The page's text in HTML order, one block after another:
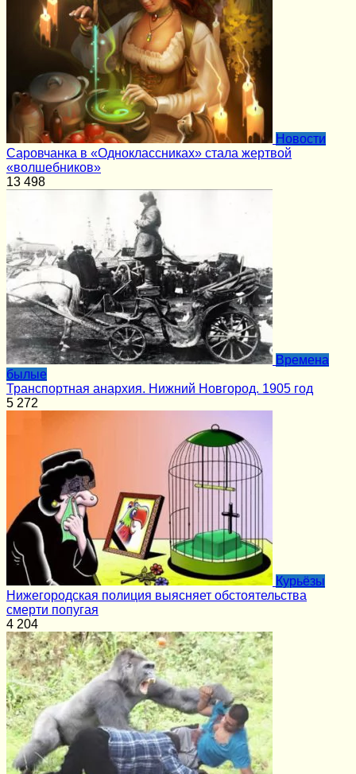
Новости
Саровчанка в «Одноклассниках» стала жертвой
«волшебников»
13 498
Времена
былые
Транспортная анархия. Нижний Новгород. 1905 год
5 272
Курьёзы
Нижегородская полиция выясняет обстоятельства
смерти попугая
4 204